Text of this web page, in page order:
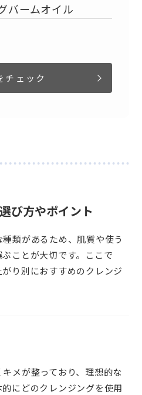
バームオイル
チェック
び方やポイント
類があるため、肌質や使う
ことが大切です。ここで
り別におすすめのクレンジ
メが整っており、理想的な
にどのクレンジングを使用